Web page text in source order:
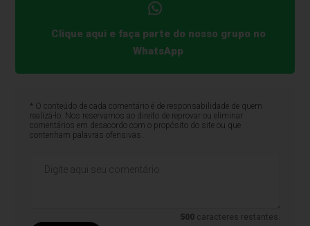
Clique aqui e faça parte do nosso grupo no
WhatsApp
* O conteúdo de cada comentário é de responsabilidade de quem
realizá-lo. Nos reservamos ao direito de reprovar ou eliminar
comentários em desacordo com o propósito do site ou que
contenham palavras ofensivas.
500 caracteres restantes.